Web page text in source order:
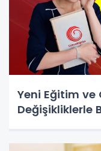
Yeni Eğitim ve
Değişikliklerle